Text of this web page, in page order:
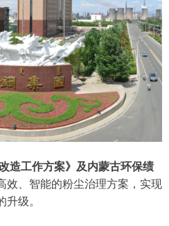
造工作方案》及内蒙古环保绩
效、智能的粉尘治理方案，实现
升级。